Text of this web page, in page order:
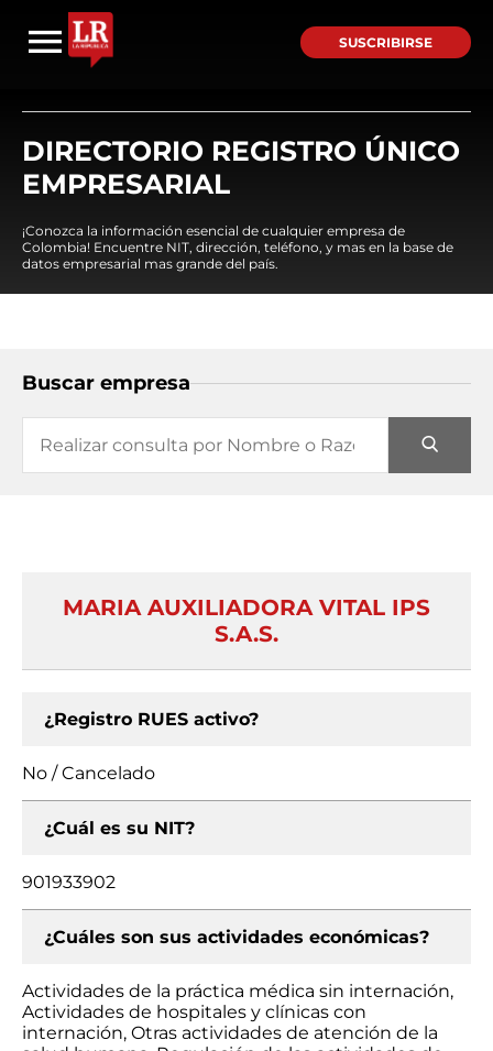
SUSCRIBIRSE
DIRECTORIO REGISTRO ÚNICO
EMPRESARIAL
¡Conozca la información esencial de cualquier empresa de
Colombia! Encuentre NIT, dirección, teléfono, y mas en la base de
datos empresarial mas grande del país.
Buscar empresa
MARIA AUXILIADORA VITAL IPS
S.A.S.
¿Registro RUES activo?
No / Cancelado
¿Cuál es su NIT?
901933902
¿Cuáles son sus actividades económicas?
Actividades de la práctica médica sin internación,
Actividades de hospitales y clínicas con
internación, Otras actividades de atención de la